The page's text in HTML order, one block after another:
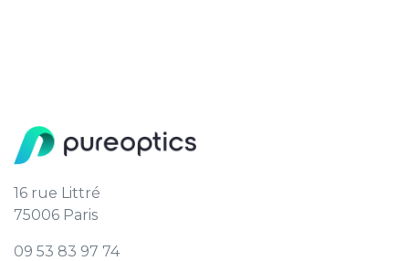
16 rue Littré
75006 Paris
09 53 83 97 74